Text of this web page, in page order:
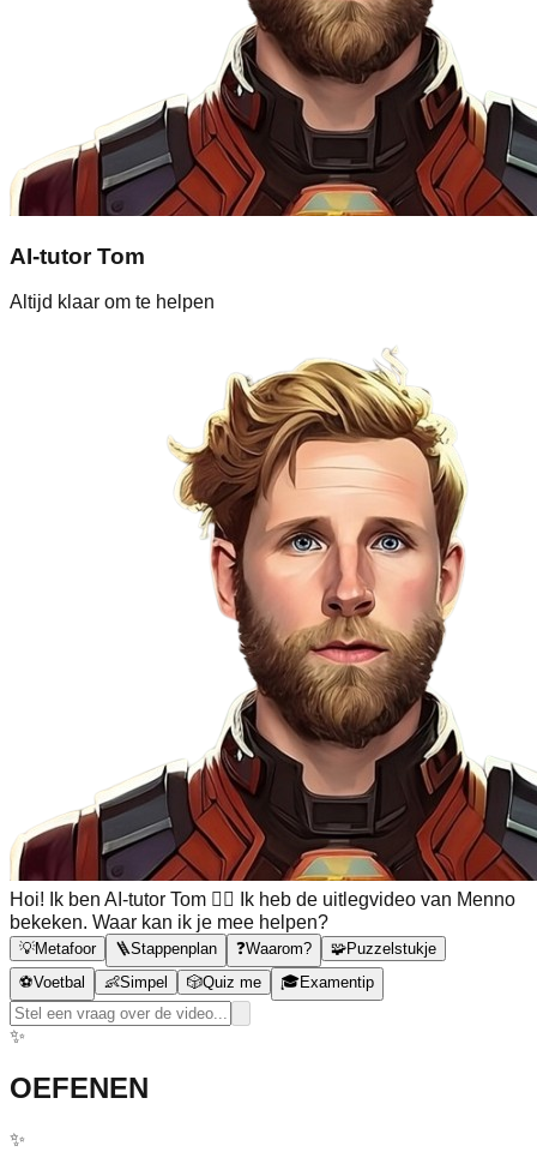
AI-tutor Tom
Altijd klaar om te helpen
Hoi! Ik ben AI-tutor Tom 🙋‍♂️ Ik heb de uitlegvideo van Menno
bekeken. Waar kan ik je mee helpen?
💡Metafoor 🪜Stappenplan ❓Waarom? 🧩Puzzelstukje
⚽Voetbal 👶Simpel 🎲Quiz me 🎓Examentip
✨
OEFENEN
✨